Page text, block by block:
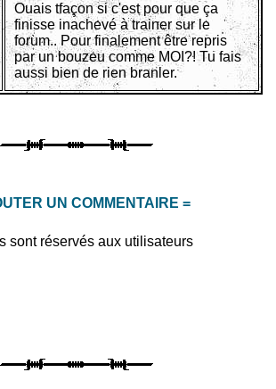
Ouais tfaçon si c'est pour que ça
finisse inachevé à trainer sur le
forum.. Pour finalement être repris
par un bouzeu comme MOI?! Tu fais
aussi bien de rien branler.
UN COMMENTAIRE =
sont réservés aux utilisateurs